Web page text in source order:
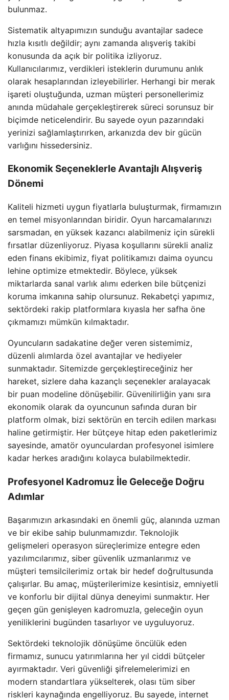
bulunmaz.
Sistematik altyapımızın sunduğu avantajlar sadece
hızla kısıtlı değildir; aynı zamanda alışveriş takibi
konusunda da açık bir politika izliyoruz.
Kullanıcılarımız, verdikleri isteklerin durumunu anlık
olarak hesaplarından izleyebilirler. Herhangi bir merak
işareti oluştuğunda, uzman müşteri personellerimiz
anında müdahale gerçekleştirerek süreci sorunsuz bir
biçimde neticelendirir. Bu sayede oyun pazarındaki
yerinizi sağlamlaştırırken, arkanızda dev bir gücün
varlığını hissedersiniz.
Ekonomik Seçeneklerle Avantajlı Alışveriş
Dönemi
Kaliteli hizmeti uygun fiyatlarla buluşturmak, firmamızın
en temel misyonlarından biridir. Oyun harcamalarınızı
sarsmadan, en yüksek kazancı alabilmeniz için sürekli
fırsatlar düzenliyoruz. Piyasa koşullarını sürekli analiz
eden finans ekibimiz, fiyat politikamızı daima oyuncu
lehine optimize etmektedir. Böylece, yüksek
miktarlarda sanal varlık alımı ederken bile bütçenizi
koruma imkanına sahip olursunuz. Rekabetçi yapımız,
sektördeki rakip platformlara kıyasla her safha öne
çıkmamızı mümkün kılmaktadır.
Oyuncuların sadakatine değer veren sistemimiz,
düzenli alımlarda özel avantajlar ve hediyeler
sunmaktadır. Sitemizde gerçekleştireceğiniz her
hareket, sizlere daha kazançlı seçenekler aralayacak
bir puan modeline dönüşebilir. Güvenilirliğin yanı sıra
ekonomik olarak da oyuncunun safında duran bir
platform olmak, bizi sektörün en tercih edilen markası
haline getirmiştir. Her bütçeye hitap eden paketlerimiz
sayesinde, amatör oyunculardan profesyonel isimlere
kadar herkes aradığını kolayca bulabilmektedir.
Profesyonel Kadromuz İle Geleceğe Doğru
Adımlar
Başarımızın arkasındaki en önemli güç, alanında uzman
ve bir ekibe sahip bulunmamızdır. Teknolojik
gelişmeleri operasyon süreçlerimize entegre eden
yazılımcılarımız, siber güvenlik uzmanlarımız ve
müşteri temsilcilerimiz ortak bir hedef doğrultusunda
çalışırlar. Bu amaç, müşterilerimize kesintisiz, emniyetli
ve konforlu bir dijital dünya deneyimi sunmaktır. Her
geçen gün genişleyen kadromuzla, geleceğin oyun
yeniliklerini bugünden tasarlıyor ve uyguluyoruz.
Sektördeki teknolojik dönüşüme öncülük eden
firmamız, sunucu yatırımlarına her yıl ciddi bütçeler
ayırmaktadır. Veri güvenliği şifrelemelerimizi en
modern standartlara yükselterek, olası tüm siber
riskleri kaynağında engelliyoruz. Bu sayede, internet